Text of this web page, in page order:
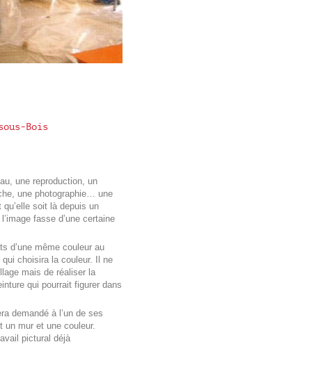
Bois
une reproduction, un
une photographie… une
soit là depuis un
fasse d’une certaine
d’une même couleur au
choisira la couleur. Il ne
mais de réaliser la
qui pourrait figurer dans
demandé à l’un de ses
un mur et une couleur.
pictural déjà